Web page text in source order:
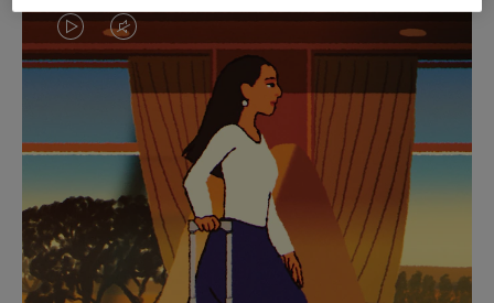
O
VÍDEO
NÃO
ESTÁ
PAUSADO,
PRESSIONE
PARA
O
VÍDEO
ESTÁ
SEM
SOM.
POR
FAVOR,
SELEÇÃO DE PRESENTES CUIDADOSAMENTE
SELECIONADA
Encontre a companheira
perfeita para cada viagem